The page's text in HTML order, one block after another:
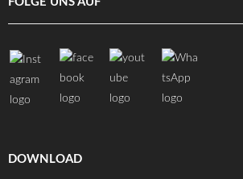
DOWNLOAD